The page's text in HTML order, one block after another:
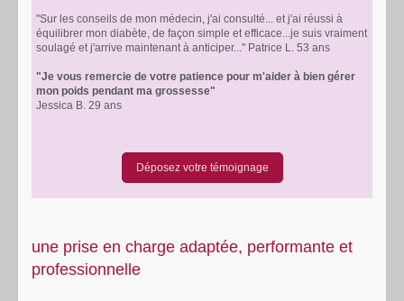
"Sur les conseils de mon médecin, j'ai consulté... et j'ai réussi à
équilibrer mon diabète, de façon simple et efficace...je suis vraiment
soulagé et j'arrive maintenant à anticiper..." Patrice L. 53 ans
"Je vous remercie de votre patience pour m'aider à bien gérer
mon poids pendant ma grossesse"
Jessica B. 29 ans
Déposez votre témoignage
une prise en charge adaptée, performante et
professionnelle